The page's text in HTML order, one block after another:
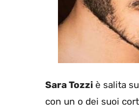
Sara Tozzi è salita
con un o dei suoi